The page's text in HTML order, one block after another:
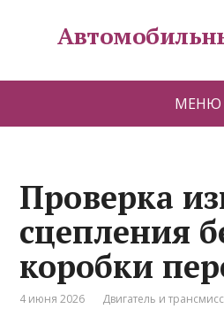
МЕНЮ
Проверка
сцепления
коробки
4 июня 2026 Двигатель и